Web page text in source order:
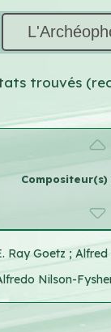
trouvés
Ray Goetz;Alfred
Nilson-